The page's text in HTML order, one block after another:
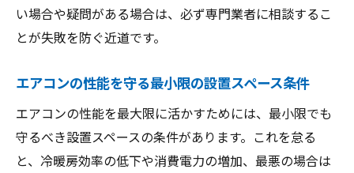
い場合や疑問がある場合は、必ず専門業者に相談するこ
とが失敗を防ぐ近道です。
エアコンの性能を守る最小限の設置スペース条件
エアコンの性能を最大限に活かすためには、最小限でも
守るべき設置スペースの条件があります。これを怠る
と、冷暖房効率の低下や消費電力の増加、最悪の場合は